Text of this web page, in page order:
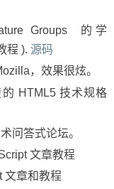
Groups 的学
程 ). 源码
，效果很炫。
HTML5 技术规格
问答式论坛。
文章教程
文章和教程